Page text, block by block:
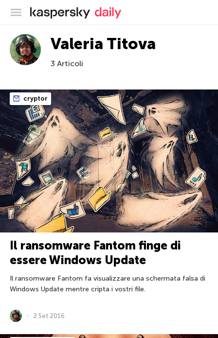
Blog ufficiale di Kaspersky
Valeria Titova
3 Articoli
cryptor
Il ransomware Fantom finge di
essere Windows Update
Il ransomware Fantom fa visualizzare una schermata falsa di
Windows Update mentre cripta i vostri file.
2 Set 2016